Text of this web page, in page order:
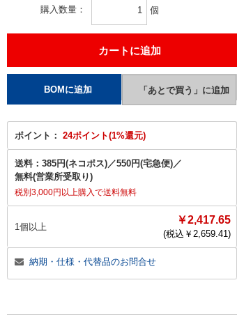
購入数量 個
ポイント： 24ポイント(1%還元)
送料： 385円(ネコポス)／550円(宅急便)／
無料(営業所受取り)
税別3,000円以上購入で送料無料
1個以上
￥2,417.65
(税込￥ 2,659.41)
納期・仕様・代替品のお問合せ